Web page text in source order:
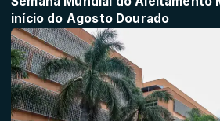
início do Agosto Dourado